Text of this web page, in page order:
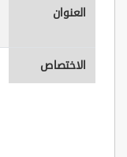
العنوان
الاختصاص